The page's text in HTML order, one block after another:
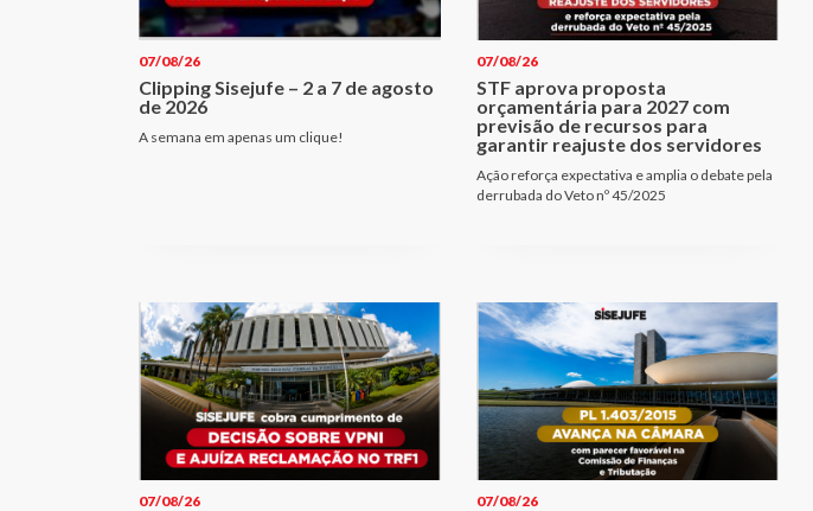
07/08/26
Clipping Sisejufe – 2 a 7 de agosto
de 2026
A semana em apenas um clique!
07/08/26
STF aprova proposta
orçamentária para 2027 com
previsão de recursos para
garantir reajuste dos servidores
Ação reforça expectativa e amplia o debate pela
derrubada do Veto nº 45/2025
07/08/26 07/08/26